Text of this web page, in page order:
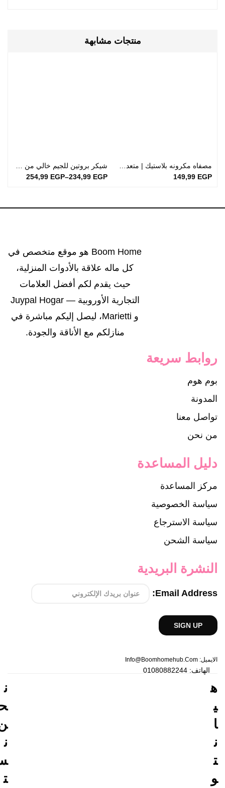
منتجات مشابهة
149,99 EGP
234,99 EGP
–
254,99 EGP
Boom Home هو موقع متخصص في
كل ماله علاقة بالأدوات المنزلية،
حيث يقدم لكم أفضل العلامات
التجارية الأوروبية — Juypal Hogar
و Marietti، ليصل إليكم مباشرة في
منازلكم مع الأناقة والجودة.
روابط سريعة
بوم هوم
المدونة
تواصل معنا
من نحن
دليل المساعدة
مركز المساعدة
سياسة الخصوصية
سياسة الاسترجاع
سياسة الشحن
النشرة البريدية
Email Address:
الايميل: Info@boomhomehub.com
الهاتف: 01080882244
ه
ي
ا
ن
ت
و
ن
ن
ت